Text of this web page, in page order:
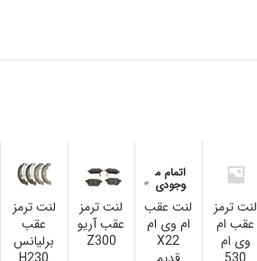
لنت ترمز
عقب ام
وی ام
اتمام م
وجودی
لنت عقب
ام وی ام
X22
لنت ترمز
عقب آریو
Z300
لنت ترمز
عقب
برلیانس